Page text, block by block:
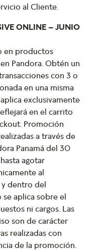
al Cliente.
ONLINE – JUNIO
en productos
Pandora. Obtén un
con 3 o
en una misma
exclusivamente
en el carrito
Promoción
a través de
Panamá del 30
agotar
al
dentro del
aplica sobre el
ni cargos. Las
son de carácter
realizadas con
de la promoción.